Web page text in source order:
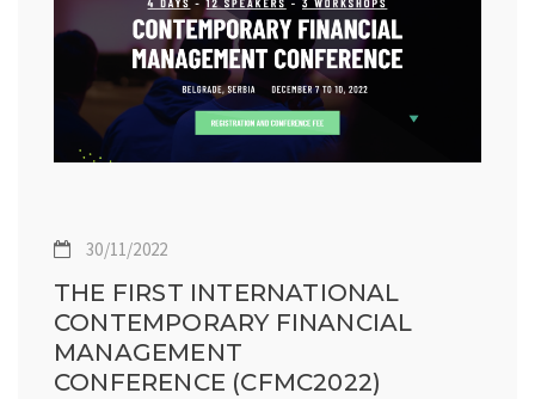
30/11/2022
THE FIRST INTERNATIONAL
CONTEMPORARY FINANCIAL
MANAGEMENT
CONFERENCE (CFMC2022)